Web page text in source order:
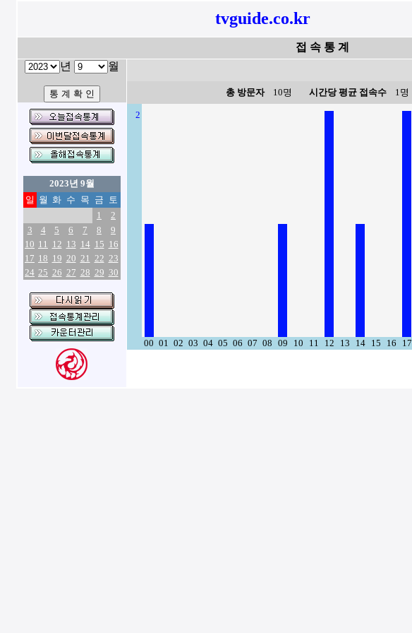
tvguide.co.kr
접 속 통 계
년 월
2023년 9월
일 월 화 수 목 금 토
1
2
3
4 5 6 7 8
9
10 11 12 13 14 15 16
17 18 19 20 21 22 23
24 25 26 27 28 29 30
총 방문자10명 시간당 평균 접속수1명
2
00 01 02 03 04 05 06 07 08 09 10 11 12 13 14 15 16 17